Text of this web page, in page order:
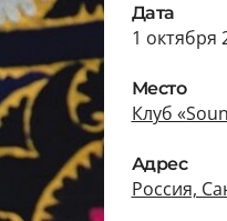
Дата
1 октября
Место
Клуб
Адрес
Россия,